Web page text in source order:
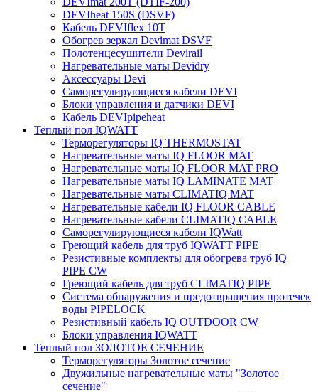
DEVIheat 150S (DSVF)
Кабель DEVIflex 10T
Обогрев зеркал Devimat DSVF
Полотенцесушители Devirail
Нагревательные маты Devidry
Аксессуары Devi
Саморегулирующиеся кабели DEVI
Блоки управления и датчики DEVI
Кабель DEVIpipeheat
Теплый пол IQWATT
Терморегуляторы IQ THERMOSTAT
Нагревательные маты IQ FLOOR MAT
Нагревательные маты IQ FLOOR MAT PRO
Нагревательные маты IQ LAMINATE MAT
Нагревательные маты CLIMATIQ MAT
Нагревательные кабели IQ FLOOR CABLE
Нагревательные кабели CLIMATIQ CABLE
Саморегулирующиеся кабели IQWatt
Греющий кабель для труб IQWATT PIPE
Резистивные комплекты для обогрева труб IQ
PIPE CW
Греющий кабель для труб CLIMATIQ PIPE
Система обнаружения и предотвращения протечек
воды PIPELOCK
Резистивный кабель IQ OUTDOOR CW
Блоки управления IQWATT
Теплый пол ЗОЛОТОЕ СЕЧЕНИЕ
Терморегуляторы Золотое сечение
Двужильные нагревательные маты "Золотое
сечение"